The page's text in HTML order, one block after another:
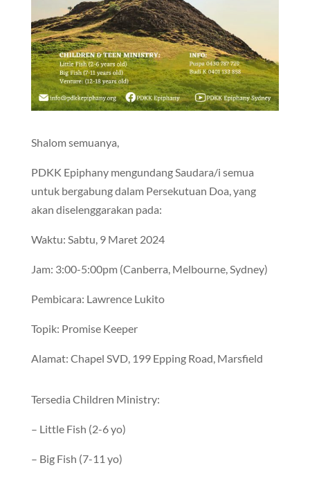
Shalom semuanya,
PDKK Epiphany mengundang Saudara/i semua
untuk bergabung dalam Persekutuan Doa, yang
akan diselenggarakan pada:
Waktu: Sabtu, 9 Maret 2024
Jam: 3:00-5:00pm (Canberra, Melbourne, Sydney)
Pembicara: Lawrence Lukito
Topik: Promise Keeper
Alamat: Chapel SVD, 199 Epping Road, Marsfield
Tersedia Children Ministry:
– Little Fish (2-6 yo)
– Big Fish (7-11 yo)